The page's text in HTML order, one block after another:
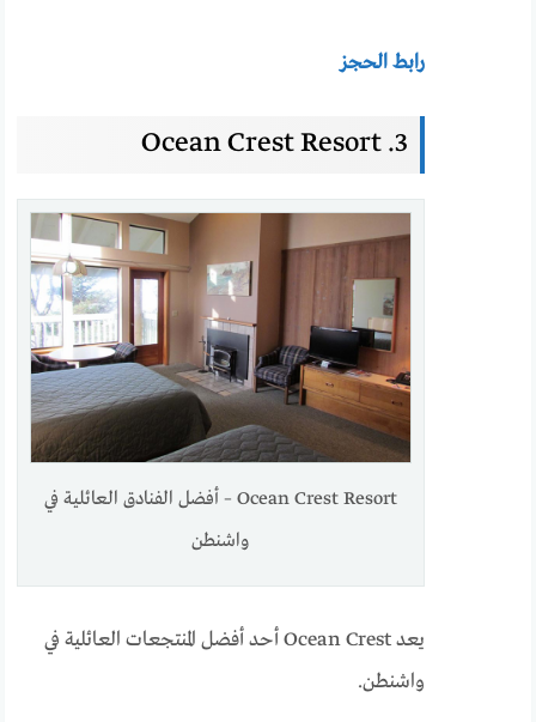
رابط الحجز
3. Ocean Crest Resort
Ocean Crest Resort – أفضل الفنادق العائلية في
واشنطن
يعد Ocean Crest أحد أفضل المنتجعات العائلية في
واشنطن.